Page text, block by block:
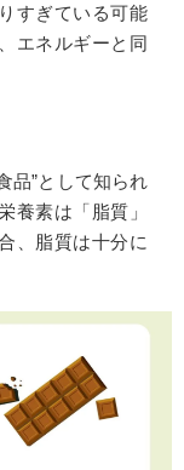
すぎている可能
エネルギーと同
品”として知られ
養素は「脂質」
、脂質は十分に